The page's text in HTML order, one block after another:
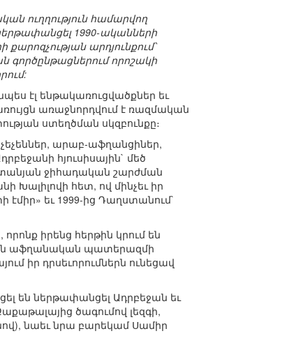
ուղղություն համարվող
1990-ականների
արդյունքում՝
գործընթացներում որոշակի
էլ ենթակառուցվածքներ եւ
առաջնորդվում է ռազմական
ստեղծման սկզբունքը։
արաբ-աֆղանցիներ,
հյուսիսային` մեծ
ջիհադական շարժման
հետ, ով մինչեւ իր
եւ 1999-ից Դաղստանում`
իրենց հերթին կրում են
աֆղանական պատերազմի
իր դրսեւորումներն ունեցավ
են ներթափանցել Ադրբեջան եւ
ծագումով լեզգի,
նաեւ նրա բարեկամ Սամիր